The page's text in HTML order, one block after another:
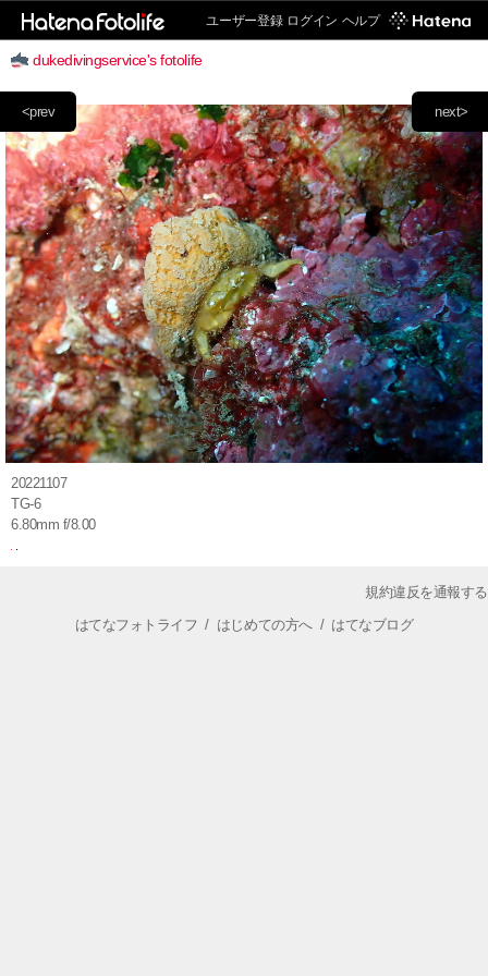
ユーザー登録 ログイン ヘルプ
dukedivingservice's fotolife
next>
<prev
20221107
TG-6
6.80mm f/8.00
規約違反を通報する
はてなフォトライフ / はじめての方へ/ はてなブログ